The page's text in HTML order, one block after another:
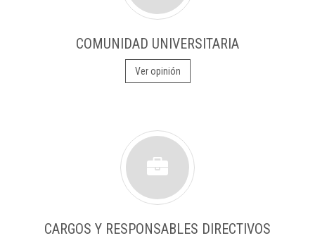
COMUNIDAD UNIVERSITARIA
Ver opinión
CARGOS Y RESPONSABLES DIRECTIVOS